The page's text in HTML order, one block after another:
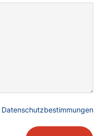
Datenschutzbestimmungen